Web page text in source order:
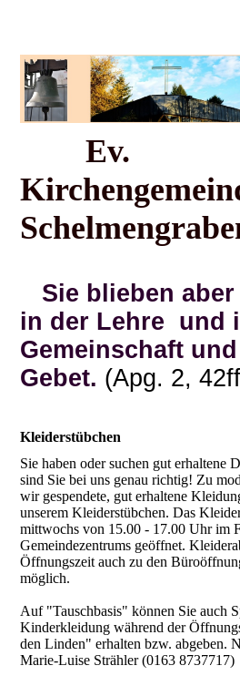
Ev.
Sie blieben aber
in der Lehre und
Gemeinschaft
Gebet. (Apg. 2,
Kleiderstübchen
Sie haben oder suchen gut erhaltene
sind Sie bei uns genau richtig! Zu
wir gespendete, gut erhaltene
unserem Kleiderstübchen. Das
mittwochs von 15.00 - 17.00 Uhr im
Gemeindezentrums geöffnet.
Öffnungszeit auch zu den
möglich.
Auf "Tauschbasis" können Sie auch
Kinderkleidung während der
den Linden" erhalten bzw. abgeben.
Marie-Luise Strähler (0163 8737717)